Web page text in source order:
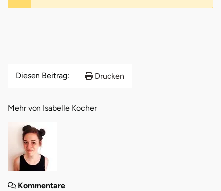
Diesen Beitrag: Drucken
Mehr von Isabelle Kocher
Kommentare